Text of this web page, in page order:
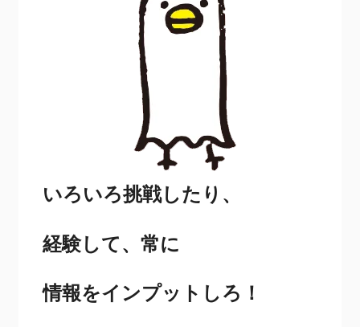
いろいろ挑戦したり、
経験して、常に
情報をインプットしろ！